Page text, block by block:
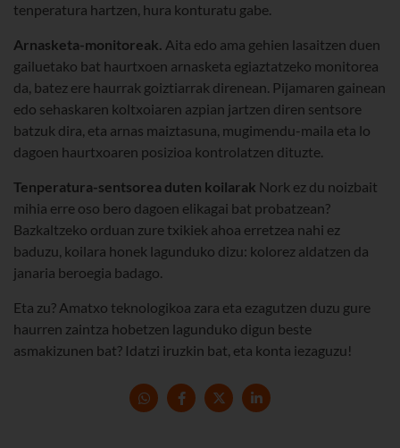
tenperatura hartzen, hura konturatu gabe.
Arnasketa-monitoreak. Aita edo ama gehien lasaitzen duen
gailuetako bat haurtxoen arnasketa egiaztatzeko monitorea
da, batez ere haurrak goiztiarrak direnean. Pijamaren gainean
edo sehaskaren koltxoiaren azpian jartzen diren sentsore
batzuk dira, eta arnas maiztasuna, mugimendu-maila eta lo
dagoen haurtxoaren posizioa kontrolatzen dituzte.
Tenperatura-sentsorea duten koilarak Nork ez du noizbait
mihia erre oso bero dagoen elikagai bat probatzean?
Bazkaltzeko orduan zure txikiek ahoa erretzea nahi ez
baduzu, koilara honek lagunduko dizu: kolorez aldatzen da
janaria beroegia badago.
Eta zu? Amatxo teknologikoa zara eta ezagutzen duzu gure
haurren zaintza hobetzen lagunduko digun beste
asmakizunen bat? Idatzi iruzkin bat, eta konta iezaguzu!